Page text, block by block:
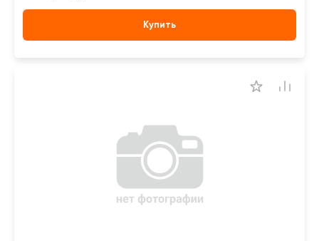
Купить